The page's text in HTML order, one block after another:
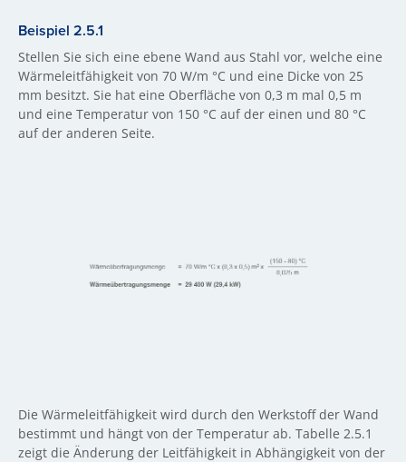
Beispiel 2.5.1
Stellen Sie sich eine ebene Wand aus Stahl vor, welche eine
Wärmeleitfähigkeit von 70 W/m °C und eine Dicke von 25
mm besitzt. Sie hat eine Oberfläche von 0,3 m mal 0,5 m
und eine Temperatur von 150 °C auf der einen und 80 °C
auf der anderen Seite.
Die Wärmeleitfähigkeit wird durch den Werkstoff der Wand
bestimmt und hängt von der Temperatur ab. Tabelle 2.5.1
zeigt die Änderung der Leitfähigkeit in Abhängigkeit von der